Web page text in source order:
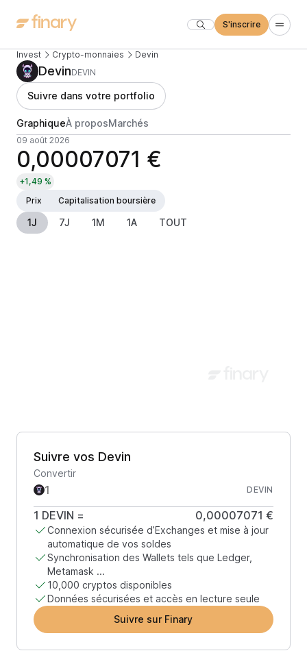
S'inscrire
Invest Crypto-monnaies Devin
DevinDEVIN
Suivre dans votre portfolio
GraphiqueÀ proposMarchés
09 août 2026
0,00007071 €
+1,49 %
Prix
Capitalisation boursière
1J 7J 1M 1A TOUT
Suivre vos Devin
Convertir
DEVIN
1 DEVIN = 0,00007071 €
Connexion sécurisée d’Exchanges et mise à jour
automatique de vos soldes
Synchronisation des Wallets tels que Ledger,
Metamask ...
10,000 cryptos disponibles
Données sécurisées et accès en lecture seule
Suivre sur Finary